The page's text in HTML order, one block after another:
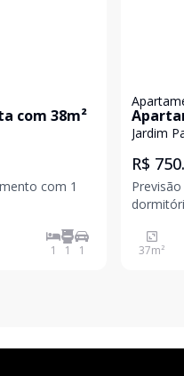
com 38m²
1 1 1
Jardim
R$
Previsão de
37m²